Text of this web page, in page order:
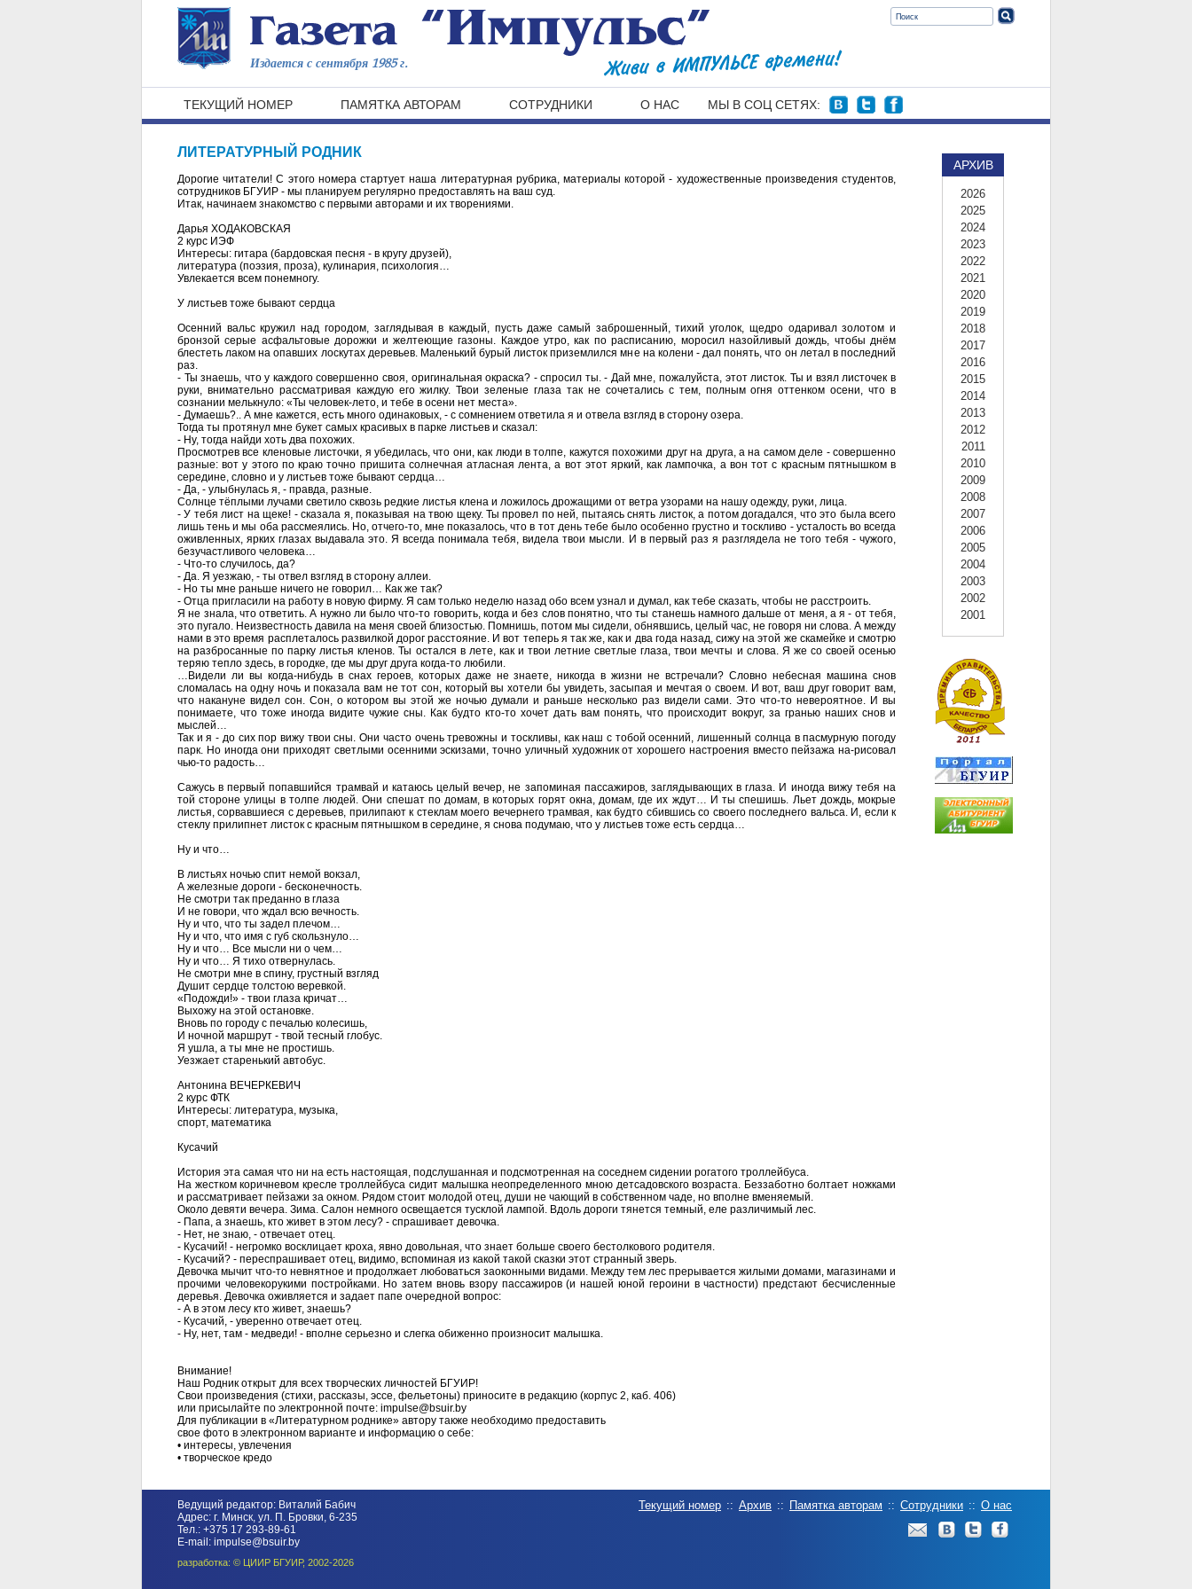
Издается с сентября 1985 г.
ТЕКУЩИЙ НОМЕР ПАМЯТКА АВТОРАМ СОТРУДНИКИ О НАС МЫ В СОЦ СЕТЯХ:
АРХИВ
2026
2025
2024
2023
2022
2021
2020
2019
2018
2017
2016
2015
2014
2013
2012
2011
2010
2009
2008
2007
2006
2005
2004
2003
2002
2001
ЛИТЕРАТУРНЫЙ РОДНИК
Дорогие читатели! С этого номера стартует наша литературная рубрика, материалы которой - художественные произведения студентов,
сотрудников БГУИР - мы планируем регулярно предоставлять на ваш суд.
Итак, начинаем знакомство с первыми авторами и их творениями.
Дарья ХОДАКОВСКАЯ
2 курс ИЭФ
Интересы: гитара (бардовская песня - в кругу друзей),
литература (поэзия, проза), кулинария, психология…
Увлекается всем понемногу.
У листьев тоже бывают сердца
Осенний вальс кружил над городом, заглядывая в каждый, пусть даже самый заброшенный, тихий уголок, щедро одаривал золотом и
бронзой серые асфальтовые дорожки и желтеющие газоны. Каждое утро, как по расписанию, моросил назойливый дождь, чтобы днём
блестеть лаком на опавших лоскутах деревьев. Маленький бурый листок приземлился мне на колени - дал понять, что он летал в последний
раз.
- Ты знаешь, что у каждого совершенно своя, оригинальная окраска? - спросил ты. - Дай мне, пожалуйста, этот листок. Ты и взял листочек в
руки, внимательно рассматривая каждую его жилку. Твои зеленые глаза так не сочетались с тем, полным огня оттенком осени, что в
сознании мелькнуло: «Ты человек-лето, и тебе в осени нет места».
- Думаешь?.. А мне кажется, есть много одинаковых, - с сомнением ответила я и отвела взгляд в сторону озера.
Тогда ты протянул мне букет самых красивых в парке листьев и сказал:
- Ну, тогда найди хоть два похожих.
Просмотрев все кленовые листочки, я убедилась, что они, как люди в толпе, кажутся похожими друг на друга, а на самом деле - совершенно
разные: вот у этого по краю точно пришита солнечная атласная лента, а вот этот яркий, как лампочка, а вон тот с красным пятнышком в
середине, словно и у листьев тоже бывают сердца…
- Да, - улыбнулась я, - правда, разные.
Солнце тёплыми лучами светило сквозь редкие листья клена и ложилось дрожащими от ветра узорами на нашу одежду, руки, лица.
- У тебя лист на щеке! - сказала я, показывая на твою щеку. Ты провел по ней, пытаясь снять листок, а потом догадался, что это была всего
лишь тень и мы оба рассмеялись. Но, отчего-то, мне показалось, что в тот день тебе было особенно грустно и тоскливо - усталость во всегда
оживленных, ярких глазах выдавала это. Я всегда понимала тебя, видела твои мысли. И в первый раз я разглядела не того тебя - чужого,
безучастливого человека…
- Что-то случилось, да?
- Да. Я уезжаю, - ты отвел взгляд в сторону аллеи.
- Но ты мне раньше ничего не говорил… Как же так?
- Отца пригласили на работу в новую фирму. Я сам только неделю назад обо всем узнал и думал, как тебе сказать, чтобы не расстроить.
Я не знала, что ответить. А нужно ли было что-то говорить, когда и без слов понятно, что ты станешь намного дальше от меня, а я - от тебя,
это пугало. Неизвестность давила на меня своей близостью. Помнишь, потом мы сидели, обнявшись, целый час, не говоря ни слова. А между
нами в это время расплеталось развилкой дорог расстояние. И вот теперь я так же, как и два года назад, сижу на этой же скамейке и смотрю
на разбросанные по парку листья кленов. Ты остался в лете, как и твои летние светлые глаза, твои мечты и слова. Я же со своей осенью
теряю тепло здесь, в городке, где мы друг друга когда-то любили.
…Видели ли вы когда-нибудь в снах героев, которых даже не знаете, никогда в жизни не встречали? Словно небесная машина снов
сломалась на одну ночь и показала вам не тот сон, который вы хотели бы увидеть, засыпая и мечтая о своем. И вот, ваш друг говорит вам,
что накануне видел сон. Сон, о котором вы этой же ночью думали и раньше несколько раз видели сами. Это что-то невероятное. И вы
понимаете, что тоже иногда видите чужие сны. Как будто кто-то хочет дать вам понять, что происходит вокруг, за гранью наших снов и
мыслей…
Так и я - до сих пор вижу твои сны. Они часто очень тревожны и тоскливы, как наш с тобой осенний, лишенный солнца в пасмурную погоду
парк. Но иногда они приходят светлыми осенними эскизами, точно уличный художник от хорошего настроения вместо пейзажа на-рисовал
чью-то радость…
Сажусь в первый попавшийся трамвай и катаюсь целый вечер, не запоминая пассажиров, заглядывающих в глаза. И иногда вижу тебя на
той стороне улицы в толпе людей. Они спешат по домам, в которых горят окна, домам, где их ждут… И ты спешишь. Льет дождь, мокрые
листья, сорвавшиеся с деревьев, прилипают к стеклам моего вечернего трамвая, как будто сбившись со своего последнего вальса. И, если к
стеклу прилипнет листок с красным пятнышком в середине, я снова подумаю, что у листьев тоже есть сердца…
Ну и что…
В листьях ночью спит немой вокзал,
А железные дороги - бесконечность.
Не смотри так преданно в глаза
И не говори, что ждал всю вечность.
Ну и что, что ты задел плечом…
Ну и что, что имя с губ скользнуло…
Ну и что… Все мысли ни о чем…
Ну и что… Я тихо отвернулась.
Не смотри мне в спину, грустный взгляд
Душит cердце толстою веревкой.
«Подожди!» - твои глаза кричат…
Выхожу на этой остановке.
Вновь по городу с печалью колесишь,
И ночной маршрут - твой тесный глобус.
Я ушла, а ты мне не простишь.
Уезжает старенький автобус.
Антонина ВЕЧЕРКЕВИЧ
2 курс ФТК
Интересы: литература, музыка,
спорт, математика
Кусачий
История эта самая что ни на есть настоящая, подслушанная и подсмотренная на соседнем сидении рогатого троллейбуса.
На жестком коричневом кресле троллейбуса сидит малышка неопределенного мною детсадовского возраста. Беззаботно болтает ножками
и рассматривает пейзажи за окном. Рядом стоит молодой отец, души не чающий в собственном чаде, но вполне вменяемый.
Около девяти вечера. Зима. Салон немного освещается тусклой лампой. Вдоль дороги тянется темный, еле различимый лес.
- Папа, а знаешь, кто живет в этом лесу? - спрашивает девочка.
- Нет, не знаю, - отвечает отец.
- Кусачий! - негромко восклицает кроха, явно довольная, что знает больше своего бестолкового родителя.
- Кусачий? - переспрашивает отец, видимо, вспоминая из какой такой сказки этот странный зверь.
Девочка мычит что-то невнятное и продолжает любоваться заоконными видами. Между тем лес прерывается жилыми домами, магазинами и
прочими человекорукими постройками. Но затем вновь взору пассажиров (и нашей юной героини в частности) предстают бесчисленные
деревья. Девочка оживляется и задает папе очередной вопрос:
- А в этом лесу кто живет, знаешь?
- Кусачий, - уверенно отвечает отец.
- Ну, нет, там - медведи! - вполне серьезно и слегка обиженно произносит малышка.
Внимание!
Наш Родник открыт для всех творческих личностей БГУИР!
Свои произведения (стихи, рассказы, эссе, фельетоны) приносите в редакцию (корпус 2, каб. 406)
или присылайте по электронной почте: impulse@bsuir.by
Для публикации в «Литературном роднике» автору также необходимо предоставить
свое фото в электронном варианте и информацию о себе:
• интересы, увлечения
• творческое кредо
Ведущий редактор: Виталий Бабич
Адрес: г. Минск, ул. П. Бровки, 6-235
Тел.: +375 17 293-89-61
E-mail: impulse@bsuir.by
Текущий номер :: Архив :: Памятка авторам :: Сотрудники :: О нас
разработка: © ЦИИР БГУИР, 2002-2026